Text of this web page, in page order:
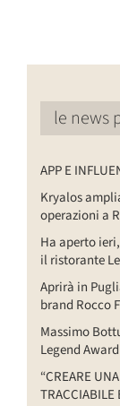
le news
APP E
Kryalos
operazioni a
Ha aperto
il ristorante
Aprirà in
brand Rocco
Massimo
Legend
“CREARE
TRACCIABILE